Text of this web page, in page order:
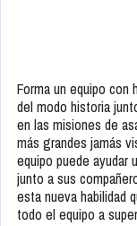
Forma un equipo con
del modo historia
en las misiones de
más grandes jamás
equipo puede ayudar
junto a sus
esta nueva habilidad
todo el equipo a